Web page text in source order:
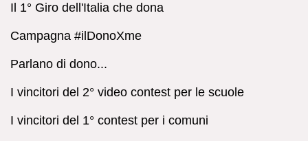
Il 1° Giro dell'Italia che dona
Campagna #ilDonoXme
Parlano di dono...
I vincitori del 2° video contest per le scuole
I vincitori del 1° contest per i comuni